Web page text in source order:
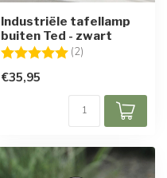
Industriële tafellamp
buiten Ted - zwart
Beoordeling: (2)
€35,95